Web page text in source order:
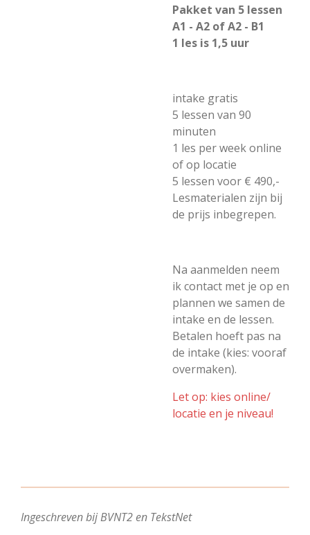
Pakket van 5 lessen
A1 - A2 of A2 - B1
1 les is 1,5 uur
intake gratis
5 lessen van 90
minuten
1 les per week online
of op locatie
5 lessen voor € 490,-
Lesmaterialen zijn bij
de prijs inbegrepen.
Na aanmelden neem
ik contact met je op en
plannen we samen de
intake en de lessen.
Betalen hoeft pas na
de intake (kies: vooraf
overmaken).
Let op: kies online/
locatie en je niveau!
Ingeschreven bij BVNT2 en TekstNet